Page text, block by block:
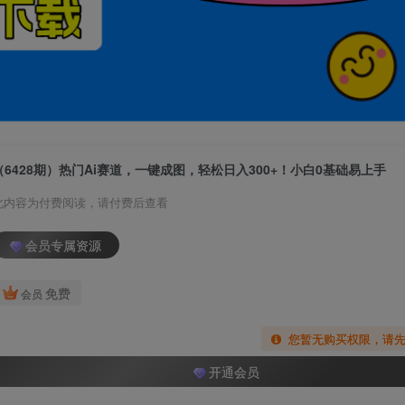
6428期）热门Ai赛道，一键成图，轻松日入300+！小白0基础易上手
内容为付费阅读，请付费后查看
会员专属资源
会员 免费
您暂无购买权限，请
开通会员